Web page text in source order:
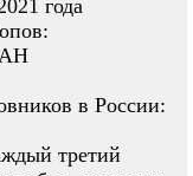
года
в России:
третий